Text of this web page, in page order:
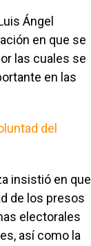
Ángel
en que se
las cuales se
en las
del
insistió en que
de los presos
electorales
así como la